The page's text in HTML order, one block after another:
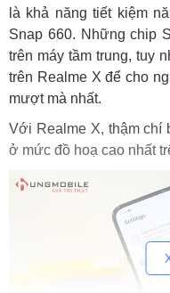
là khả năng tiết kiệm
Snap 660. Những chip
trên máy tầm trung, tuy
trên Realme X để cho
mượt mà nhất.
Với Realme X, thậm chí
ở mức đồ hoạ cao nhất